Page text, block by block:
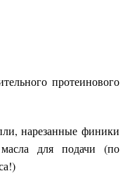
протеинового
нарезанные финики
для подачи (по